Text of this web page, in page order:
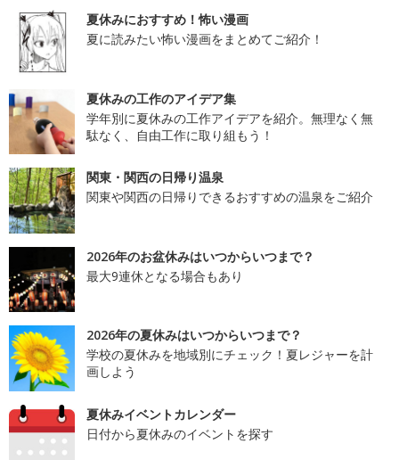
夏休みにおすすめ！怖い漫画
夏に読みたい怖い漫画をまとめてご紹介！
夏休みの工作のアイデア集
学年別に夏休みの工作アイデアを紹介。無理なく無
駄なく、自由工作に取り組もう！
関東・関西の日帰り温泉
関東や関西の日帰りできるおすすめの温泉をご紹介
2026年のお盆休みはいつからいつまで？
最大9連休となる場合もあり
2026年の夏休みはいつからいつまで？
学校の夏休みを地域別にチェック！夏レジャーを計
画しよう
夏休みイベントカレンダー
日付から夏休みのイベントを探す